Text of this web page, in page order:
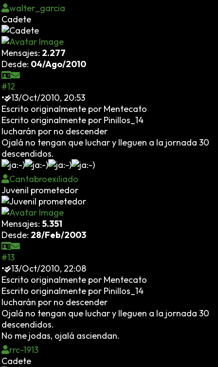
walter_garcia
Cadete
Mensajes: 2.277
Desde: 04/Ago/2010
#12
•
13/Oct/2010, 20:53
Escrito originalmente por Mentecato
Escrito originalmente por Pinillos_14
lucharán por no descender
Ojalá no tengan que luchar y lleguen a la jornada 30
descendidos.
Cantabroexiliado
Juvenil prometedor
Mensajes: 5.351
Desde: 28/Feb/2003
#13
•
13/Oct/2010, 22:08
Escrito originalmente por Mentecato
Escrito originalmente por Pinillos_14
lucharán por no descender
Ojalá no tengan que luchar y lleguen a la jornada 30
descendidos.
No me jodas, ojalá asciendan.
rrc-1913
Cadete